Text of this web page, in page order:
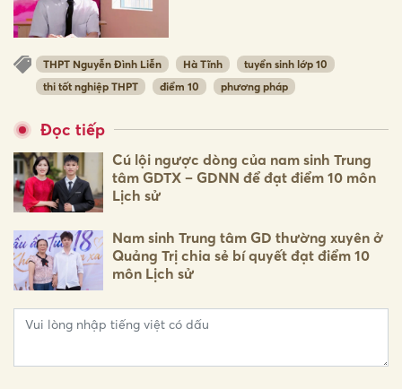
THPT Nguyễn Đình Liễn Hà Tĩnh
tuyển sinh lớp 10
thi tốt nghiệp THPT
điểm 10 phương pháp
Đọc tiếp
Cú lội ngược dòng của nam sinh Trung
tâm GDTX – GDNN để đạt điểm 10 môn
Lịch sử
Nam sinh Trung tâm GD thường xuyên ở
Quảng Trị chia sẻ bí quyết đạt điểm 10
môn Lịch sử